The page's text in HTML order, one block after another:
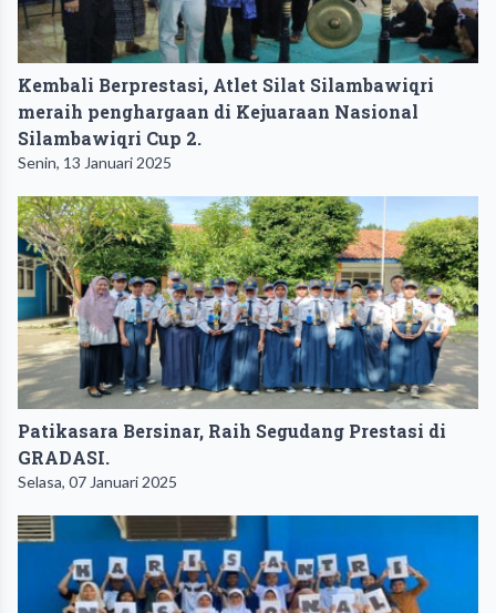
Kembali Berprestasi, Atlet Silat Silambawiqri
meraih penghargaan di Kejuaraan Nasional
Silambawiqri Cup 2.
Senin, 13 Januari 2025
Patikasara Bersinar, Raih Segudang Prestasi di
GRADASI.
Selasa, 07 Januari 2025